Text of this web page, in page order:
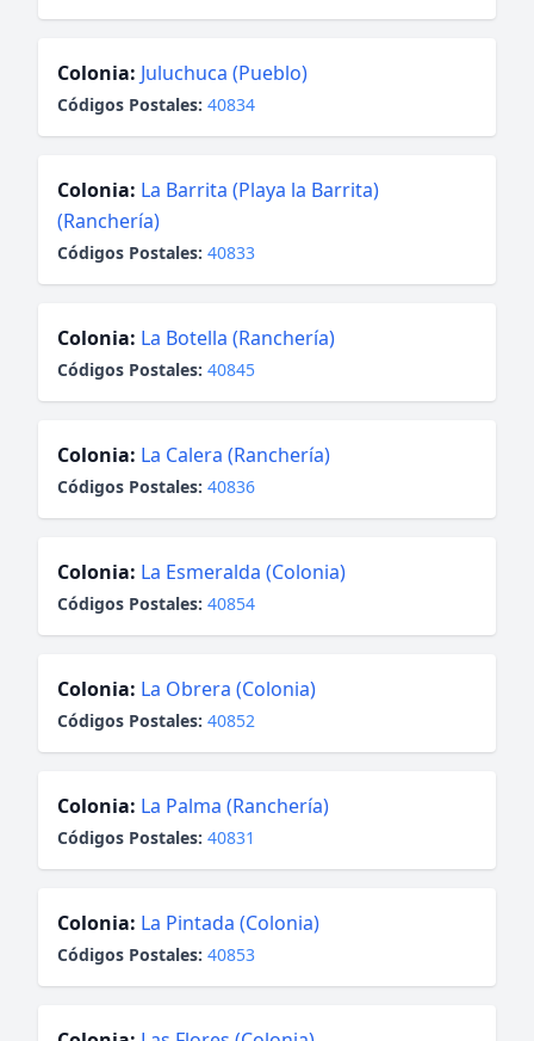
Colonia: Juluchuca (Pueblo)
Códigos Postales: 40834
Colonia: La Barrita (Playa la Barrita)
(Ranchería)
Códigos Postales: 40833
Colonia: La Botella (Ranchería)
Códigos Postales: 40845
Colonia: La Calera (Ranchería)
Códigos Postales: 40836
Colonia: La Esmeralda (Colonia)
Códigos Postales: 40854
Colonia: La Obrera (Colonia)
Códigos Postales: 40852
Colonia: La Palma (Ranchería)
Códigos Postales: 40831
Colonia: La Pintada (Colonia)
Códigos Postales: 40853